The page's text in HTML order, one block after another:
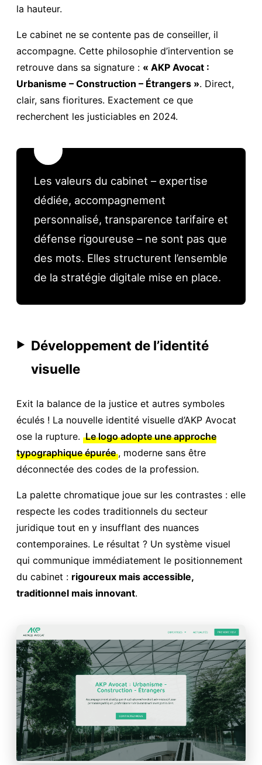
la hauteur.
Le cabinet ne se contente pas de conseiller, il
accompagne. Cette philosophie d’intervention se
retrouve dans sa signature : « AKP Avocat :
Urbanisme – Construction – Étrangers ». Direct,
clair, sans fioritures. Exactement ce que
recherchent les justiciables en 2024.
Les valeurs du cabinet – expertise
dédiée, accompagnement
personnalisé, transparence tarifaire et
défense rigoureuse – ne sont pas que
des mots. Elles structurent l’ensemble
de la stratégie digitale mise en place.
▶
Développement de l’identité
visuelle
Exit la balance de la justice et autres symboles
éculés ! La nouvelle identité visuelle d’AKP Avocat
ose la rupture. Le logo adopte une approche
typographique épurée , moderne sans être
déconnectée des codes de la profession.
La palette chromatique joue sur les contrastes : elle
respecte les codes traditionnels du secteur
juridique tout en y insufflant des nuances
contemporaines. Le résultat ? Un système visuel
qui communique immédiatement le positionnement
du cabinet : rigoureux mais accessible,
traditionnel mais innovant.